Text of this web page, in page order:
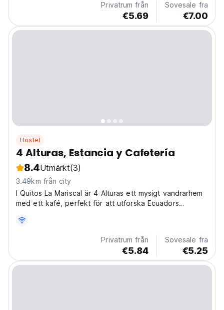
Privatrum från
€5.69
Sovesale fra
€7.00
Hostel
4 Alturas, Estancia y Cafetería
8.4Utmärkt(3)
3.49km från city
I Quitos La Mariscal är 4 Alturas ett mysigt vandrarhem
med ett kafé, perfekt för att utforska Ecuadors
fördjupning. (Auto-translated from original language)
Privatrum från
€5.84
Sovesale fra
€5.25